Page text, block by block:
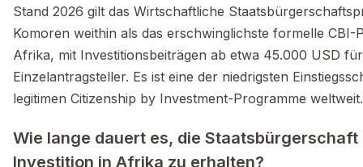
Stand 2026 gilt das Wirtschaftliche
Komoren weithin als das erschwinglichste formelle CBI-
Afrika, mit Investitionsbeiträgen ab etwa 45.000 USD
Einzelantragsteller. Es ist eine der niedrigsten
legitimen Citizenship by Investment-Programme weltweit.
Wie lange dauert es, die Staatsbürgerschaft
Investition in Afrika zu erhalten?